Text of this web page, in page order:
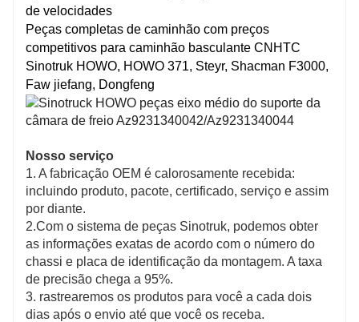
de velocidades
Peças completas de caminhão com preços
competitivos para caminhão basculante CNHTC
Sinotruk HOWO, HOWO 371, Steyr, Shacman F3000,
Faw jiefang, Dongfeng
Nosso serviço
1. A fabricação OEM é calorosamente recebida:
incluindo produto, pacote, certificado, serviço e assim
por diante.
2.Com o sistema de peças Sinotruk, podemos obter
as informações exatas de acordo com o número do
chassi e placa de identificação da montagem. A taxa
de precisão chega a 95%.
3. rastrearemos os produtos para você a cada dois
dias após o envio até que você os receba.